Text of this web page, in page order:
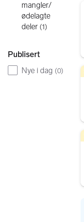
mangler/
ødelagte
deler (1)
Publisert
Nye i dag (0)